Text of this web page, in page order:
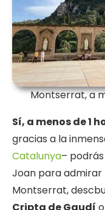
Montserrat, a
Sí, a menos de 1
gracias a la
Catalunya–
Joan para
Montserrat,